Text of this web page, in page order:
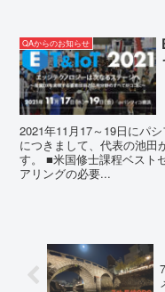
QAからのお知らせ
2021年11月17～19日にパ
につきまして、代表の池田
す。 ■米国修士課程ベスト
アリングの必要...